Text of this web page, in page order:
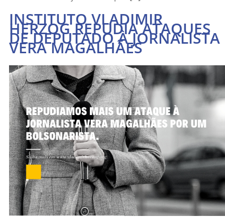
INSTITUTO VLADIMIR
HERZOG REPUDIA ATAQUES
DE DEPUTADO À JORNALISTA
VERA MAGALHÃES